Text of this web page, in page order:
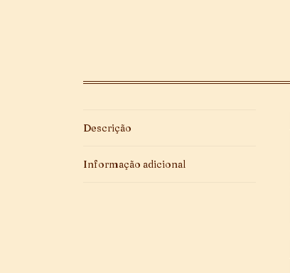
Descrição
Informação adicional